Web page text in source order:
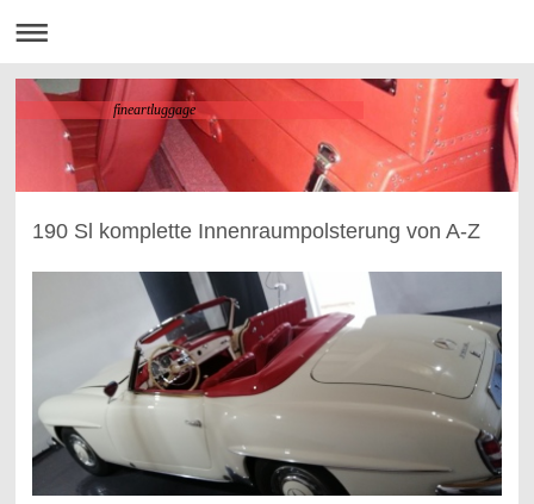
fineartluggage
190 Sl komplette Innenraumpolsterung von A-Z